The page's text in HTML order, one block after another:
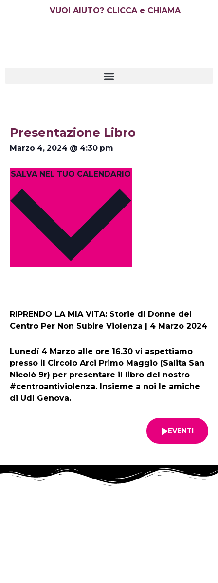
VUOI AIUTO? CLICCA e CHIAMA
Presentazione Libro
Marzo 4, 2024 @ 4:30 pm
RIPRENDO LA MIA VITA: Storie di Donne del
Centro Per Non Subire Violenza | 4 Marzo 2024
Lunedí 4 Marzo alle ore 16.30 vi aspettiamo
presso il Circolo Arci Primo Maggio (Salita San
Nicolò 9r) per presentare il libro del nostro
#centroantiviolenza. Insieme a noi le amiche
di Udi Genova.
EVENTI